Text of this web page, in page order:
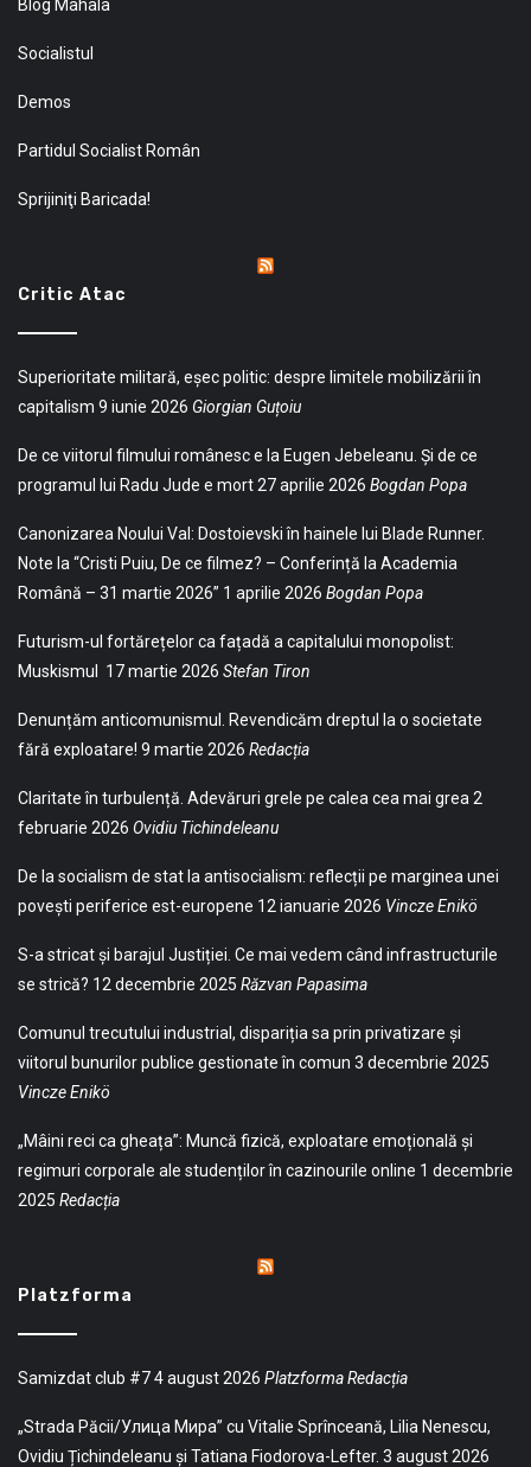
Blog Mahala
Socialistul
Demos
Partidul Socialist Român
Sprijiniţi Baricada!
Critic Atac
Superioritate militară, eșec politic: despre limitele mobilizării în
capitalism 9 iunie 2026 Giorgian Guțoiu
De ce viitorul filmului românesc e la Eugen Jebeleanu. Și de ce
programul lui Radu Jude e mort27 aprilie 2026 Bogdan Popa
Canonizarea Noului Val: Dostoievski în hainele lui Blade Runner.
Note la “Cristi Puiu, De ce filmez? – Conferință la Academia
Română – 31 martie 2026” 1 aprilie 2026 Bogdan Popa
Futurism-ul fortărețelor ca fațadă a capitalului monopolist:
Muskismul 17 martie 2026 Stefan Tiron
Denunțăm anticomunismul. Revendicăm dreptul la o societate
fără exploatare! 9 martie 2026 Redacția
Claritate în turbulență. Adevăruri grele pe calea cea mai grea 2
februarie 2026 Ovidiu Tichindeleanu
De la socialism de stat la antisocialism: reflecții pe marginea unei
povești periferice est-europene 12 ianuarie 2026 Vincze Enikö
S-a stricat și barajul Justiției. Ce mai vedem când infrastructurile
se strică? 12 decembrie 2025 Răzvan Papasima
Comunul trecutului industrial, dispariția sa prin privatizare și
viitorul bunurilor publice gestionate în comun 3 decembrie 2025
Vincze Enikö
„Mâini reci ca gheața”: Muncă fizică, exploatare emoțională și
regimuri corporale ale studenților în cazinourile online 1 decembrie
2025 Redacția
Platzforma
Samizdat club #74 august 2026 Platzforma Redacția
„Strada Păcii/Улица Мира” cu Vitalie Sprînceană, Lilia Nenescu,
Ovidiu Țichindeleanu și Tatiana Fiodorova-Lefter. 3 august 2026